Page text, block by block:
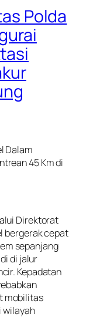
Polda
Dalam
45 Km di
Direktorat
bergerak cepat
sepanjang
di jalur
Kepadatan
mobilitas
wilayah